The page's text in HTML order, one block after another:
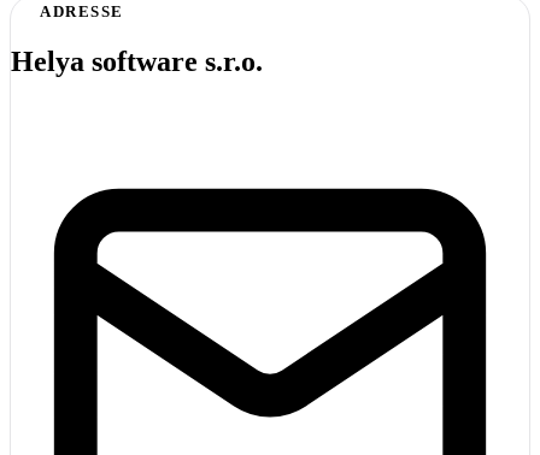
ADRESSE
Helya software s.r.o.